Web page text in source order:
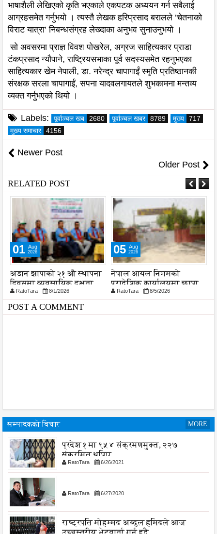
भाषाशैली लेखिएको कृति भएकाले एकपटक अध्ययन गर्न सबैलाई
आग्रहसमेत गर्नुभयो । त्यस्तै लेखक हरिप्रसाद बरालले ‘चेतनाको
विराट यात्रा’ निबन्धसंग्रह लेख्दाका अनुभव सुनाउनुभयो ।
सो अवसरमा प्राज्ञ विवश पोखरेल, अग्रज साहित्यकार प्राडा
टंकप्रसाद न्यौपाने, राष्ट्रियसभाका पूर्व सदस्यसमेत रहनुभएका
साहित्यकार खेम नेपाली, डा. नरेन्द्र चापागाईं स्मृति प्रतिष्ठानकी
संरक्षक सरला चापागाईं, सपना यादवलगायतले शुभकामना मन्तव्य
व्यक्त गर्नुभएको थियो ।
Labels: पूर्वाञ्चल खब 2680 पूर्वाञ्चल खबर 8789 मुख्य
717
मुख्य समाचार
4156
Newer Post
Older Post
RELATED POST
01 Aug
2026
अडान झापाको २१ औ स्थापना
दिवसमा व्यवसायिक दक्षता,
विश्वसनीयता र गुणस्तरमा
जोड
RatoTara 8/1/2026
05 Aug
2026
नेपाल आयल निगमको
प्रादेशिक कार्यालयमा छापा
RatoTara 8/5/2026
POST A COMMENT
सम्पादकको विचार MORE
प्रदेश १ मा ९५४ संक्रमणमुक्त, २२७
संक्रमित थपिए
RatoTara 6/26/2021
RatoTara 6/27/2020
राष्ट्रपति मोहम्मद अब्दुल हमिदले आज
उच्चस्तरीय भेटवार्ता गर्नु हुदै,